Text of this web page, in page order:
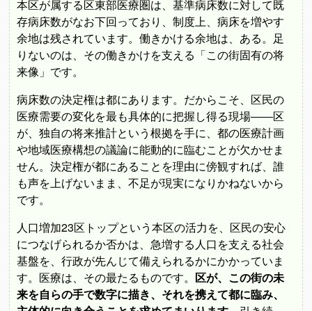
本区が属する区東部医療圏は、基準病床数に対して既
存病床数がなお下回っており、制度上、病床を増やす
余地は残されています。働きかける余地は、ある。足
りないのは、その働きかけを支える「この街固有の将
来像」です。
病床数の決定権は都にあります。だからこそ、区民の
医療需要の変化を最も具体的に把握し得る現場――区
が、独自の将来推計という根拠を手に、都の医療計画
や地域医療構想の議論に能動的に臨むことが欠かせま
せん。決定権が都にあることを理由に傍観すれば、誰
も声を上げないまま、不足が現実になりかねないから
です。
人口増加23区トップという本区の活力を、区民の安心
につなげられるか否かは、急増する人口を支える社会
基盤を、行政が先んじて備えられるかにかかっていま
す。医療は、その最たるものです。 区が、この街の未
来を自らの手で数字に描き、それを携えて都に臨み、